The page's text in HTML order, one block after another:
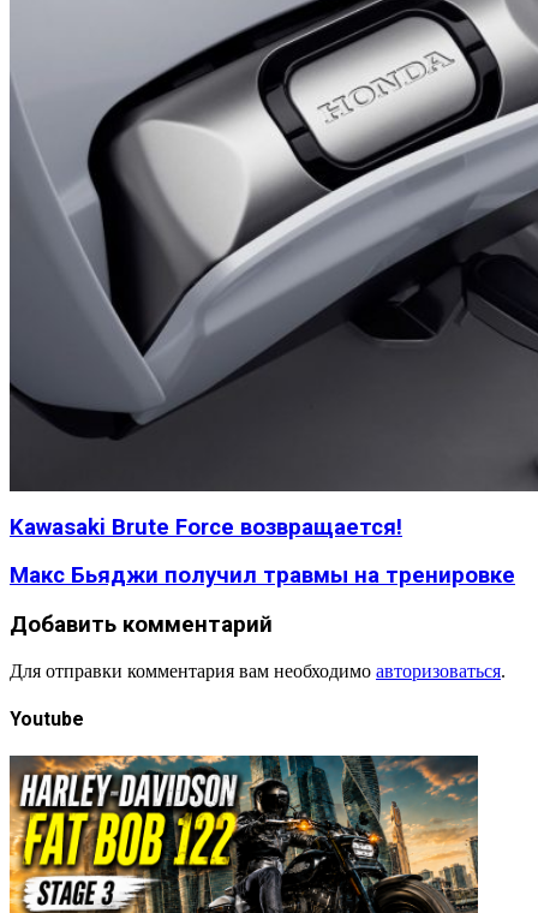
Kawasaki Brute Force возвращается!
Макс Бьяджи получил травмы на тренировке
Добавить комментарий
Для отправки комментария вам необходимо авторизоваться.
Youtube